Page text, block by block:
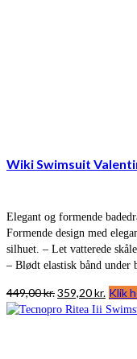
Wiki Swimsuit
Elegant og formende
Formende design med
silhuet. – Let vatterede
– Blødt elastisk bånd
449,00kr.Den
oprindelige
359,20kr.Den
Klik